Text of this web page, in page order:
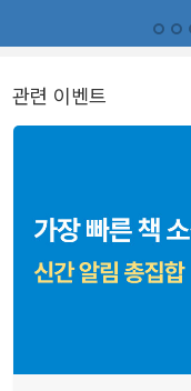
관련 이벤트